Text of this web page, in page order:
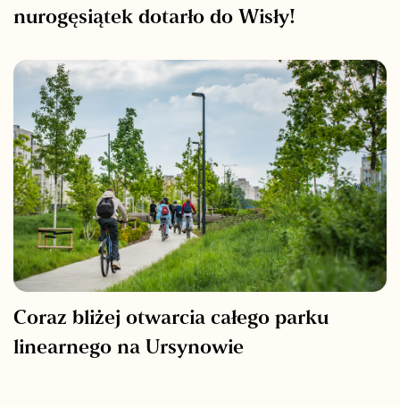
nurogęsiątek dotarło do Wisły!
Coraz bliżej otwarcia całego parku
linearnego na Ursynowie